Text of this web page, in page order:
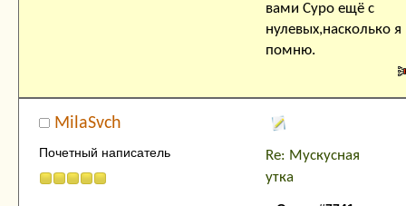
вами Суро ещё с
нулевых,насколько я
помню.
MilaSvch
Почетный написатель
Re: Мускусная
утка